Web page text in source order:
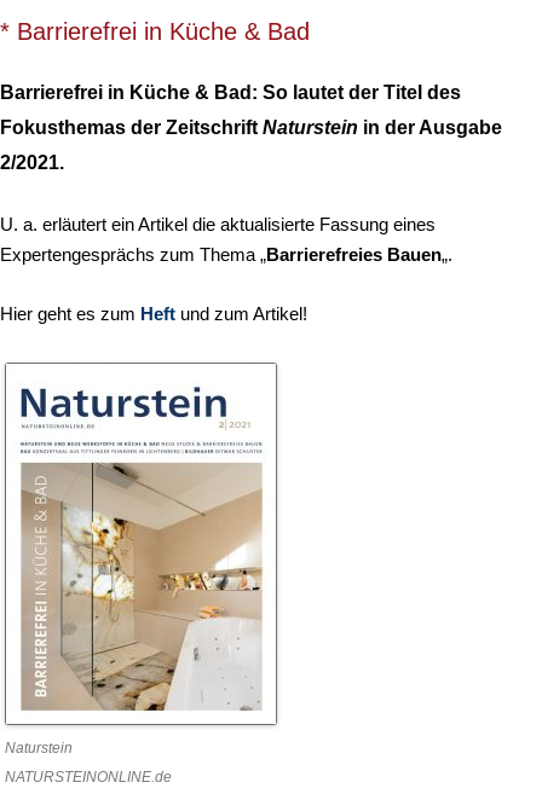
* Barrierefrei in Küche & Bad
Barrierefrei in Küche & Bad: So lautet der Titel des
Fokusthemas der Zeitschrift Naturstein in der Ausgabe
2/2021.
U. a. erläutert ein Artikel die aktualisierte Fassung eines
Expertengesprächs zum Thema „Barrierefreies Bauen„.
Hier geht es zum Heft und zum Artikel!
Naturstein
NATURSTEINONLINE.de